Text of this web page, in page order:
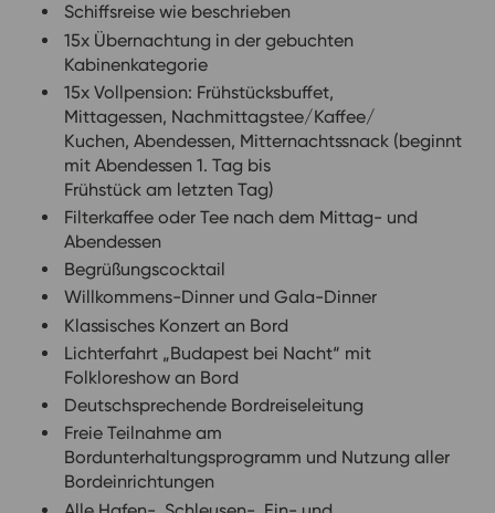
Schiffsreise wie beschrieben
15x Übernachtung in der gebuchten
Kabinenkategorie
15x Vollpension: Frühstücksbuffet,
Mittagessen, Nachmittagstee/Kaffee/
Kuchen, Abendessen, Mitternachtssnack (beginnt
mit Abendessen 1. Tag bis
Frühstück am letzten Tag)
Filterkaffee oder Tee nach dem Mittag- und
Abendessen
Begrüßungscocktail
Willkommens-Dinner und Gala-Dinner
Klassisches Konzert an Bord
Lichterfahrt „Budapest bei Nacht“ mit
Folkloreshow an Bord
Deutschsprechende Bordreiseleitung
Freie Teilnahme am
Bordunterhaltungsprogramm und Nutzung aller
Bordeinrichtungen